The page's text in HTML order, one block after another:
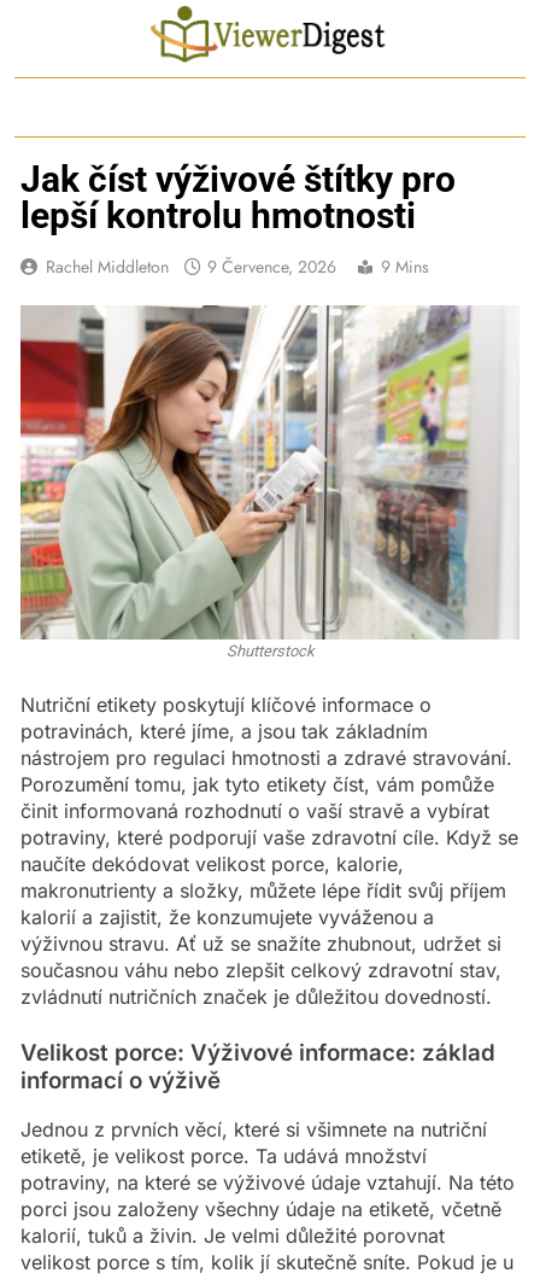
Jak číst výživové štítky pro
lepší kontrolu hmotnosti
Rachel Middleton 9 Července, 2026 9 Mins
Shutterstock
Nutriční etikety poskytují klíčové informace o
potravinách, které jíme, a jsou tak základním
nástrojem pro regulaci hmotnosti a zdravé stravování.
Porozumění tomu, jak tyto etikety číst, vám pomůže
činit informovaná rozhodnutí o vaší stravě a vybírat
potraviny, které podporují vaše zdravotní cíle. Když se
naučíte dekódovat velikost porce, kalorie,
makronutrienty a složky, můžete lépe řídit svůj příjem
kalorií a zajistit, že konzumujete vyváženou a
výživnou stravu. Ať už se snažíte zhubnout, udržet si
současnou váhu nebo zlepšit celkový zdravotní stav,
zvládnutí nutričních značek je důležitou dovedností.
Velikost porce: Výživové informace: základ
informací o výživě
Jednou z prvních věcí, které si všimnete na nutriční
etiketě, je velikost porce. Ta udává množství
potraviny, na které se výživové údaje vztahují. Na této
porci jsou založeny všechny údaje na etiketě, včetně
kalorií, tuků a živin. Je velmi důležité porovnat
velikost porce s tím, kolik jí skutečně sníte. Pokud je u